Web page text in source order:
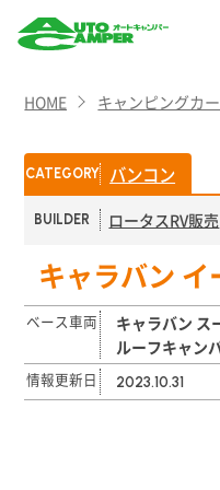
CAMPER
（オート
キャン
パー）
HOME キャンピングカ
CATEGORY バンコン
BUILDER ロータスRV販売
キャラバン イ
ベース車両
キャラバン ス
ルーフキャン
情報更新日 2023.10.31